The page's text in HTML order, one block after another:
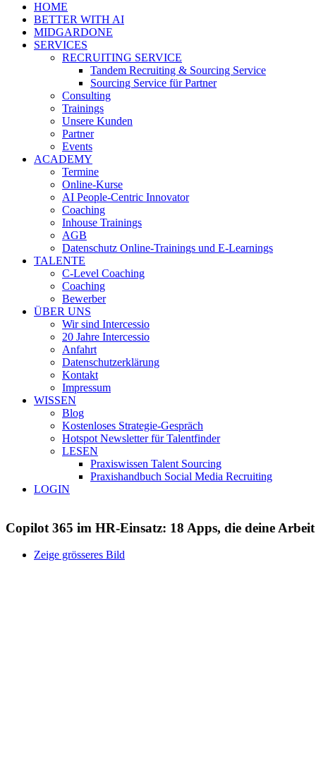
HOME
BETTER WITH AI
MIDGARDONE
SERVICES
RECRUITING SERVICE
Tandem Recruiting & Sourcing Service
Sourcing Service für Partner
Consulting
Trainings
Unsere Kunden
Partner
Events
ACADEMY
Termine
Online-Kurse
AI People-Centric Innovator
Coaching
Inhouse Trainings
AGB
Datenschutz Online-Trainings und E-Learnings
TALENTE
C-Level Coaching
Coaching
Bewerber
ÜBER UNS
Wir sind Intercessio
20 Jahre Intercessio
Anfahrt
Datenschutzerklärung
Kontakt
Impressum
WISSEN
Blog
Kostenloses Strategie-Gespräch
Hotspot Newsletter für Talentfinder
LESEN
Praxiswissen Talent Sourcing
Praxishandbuch Social Media Recruiting
LOGIN
Copilot 365 im HR-Einsatz: 18 Apps, die deine
Zeige grösseres Bild